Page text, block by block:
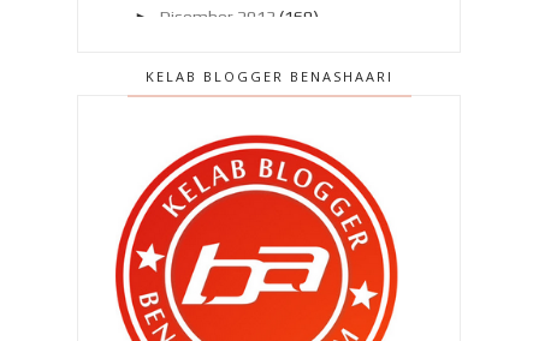
► Disember 2013 (169)
►Oktober 2013 (160)
Ogos 2013(182)
Bila Ammar datang ..
Budu milo dengan tepung gomak !
Kenapa kena beli In Trend
September 2013 ?
KELAB BLOGGER BENASHAARI